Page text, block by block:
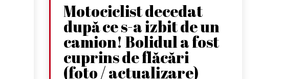
Motociclist decedat
după ce s-a izbit de un
camion! Bolidul a fost
cuprins de flăcări
(foto / actualizare)